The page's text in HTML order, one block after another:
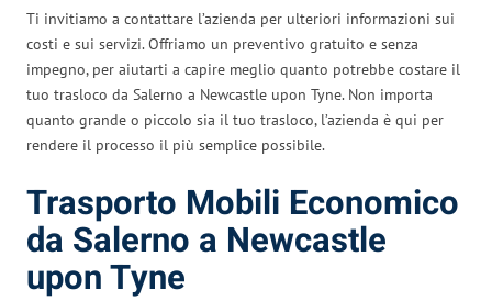
Ti invitiamo a contattare l’azienda per ulteriori informazioni sui
costi e sui servizi. Offriamo un preventivo gratuito e senza
impegno, per aiutarti a capire meglio quanto potrebbe costare il
tuo trasloco da Salerno a Newcastle upon Tyne. Non importa
quanto grande o piccolo sia il tuo trasloco, l’azienda è qui per
rendere il processo il più semplice possibile.
Trasporto Mobili Economico
da Salerno a Newcastle
upon Tyne